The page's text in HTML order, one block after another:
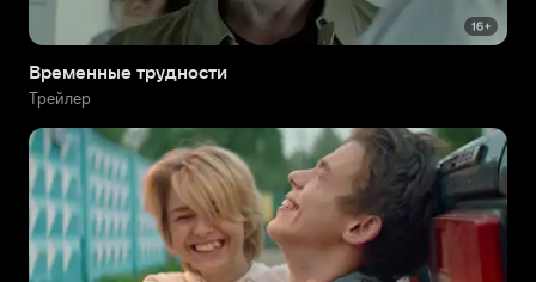
Временные трудности
Трейлер